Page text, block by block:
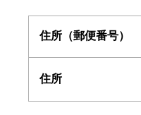
住所（郵便番号）
住所